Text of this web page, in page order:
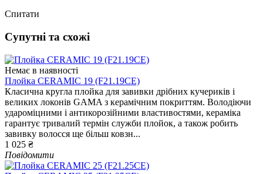
Спитати
Супутні та схожі
Немає в наявності
Плойка CERAMIC 19 (F21.19CE)
Класична кругла плойка для завивки дрібних кучериків і
великих локонів GAMA з керамічним покриттям. Володіючи
удароміцними і антикорозійними властивостями, кераміка
гарантує тривалий термін служби плойок, а також робить
завивку волосся ще більш ковзн...
1 025 ₴
Повідомити